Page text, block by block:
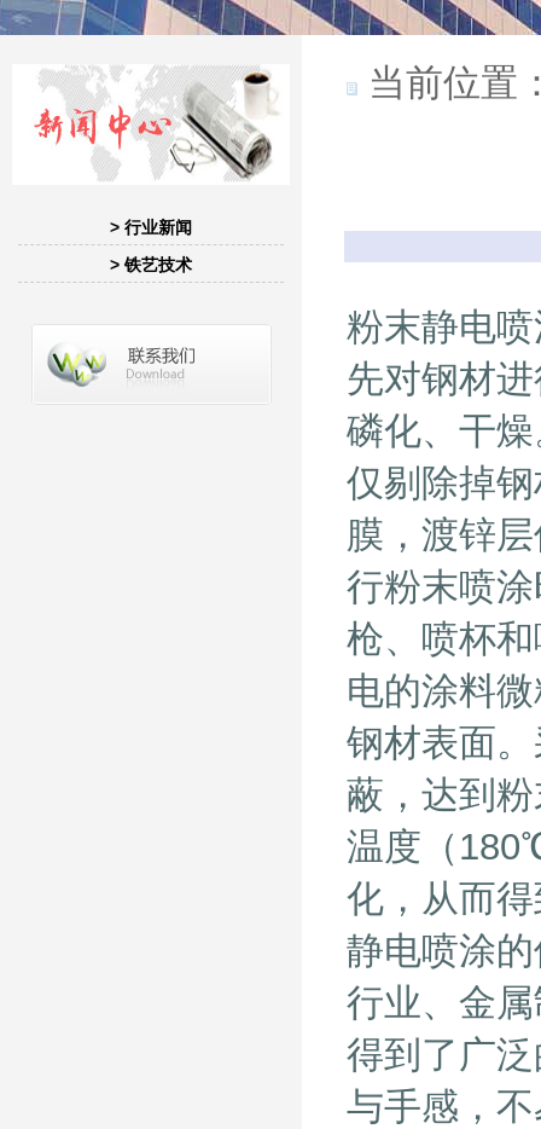
> 行业新闻
> 铁艺技术
当前位置
粉末静电
先对钢材
磷化、干
仅剔除掉
膜，渡锌
行粉末喷
枪、喷杯
电的涂料
钢材表面
蔽，达到
温度（
化，从而
静电喷涂
行业、金
得到了广
与手感，